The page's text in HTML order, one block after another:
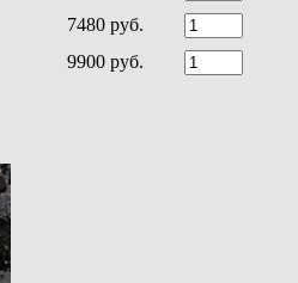
7480 руб.
9900 руб.